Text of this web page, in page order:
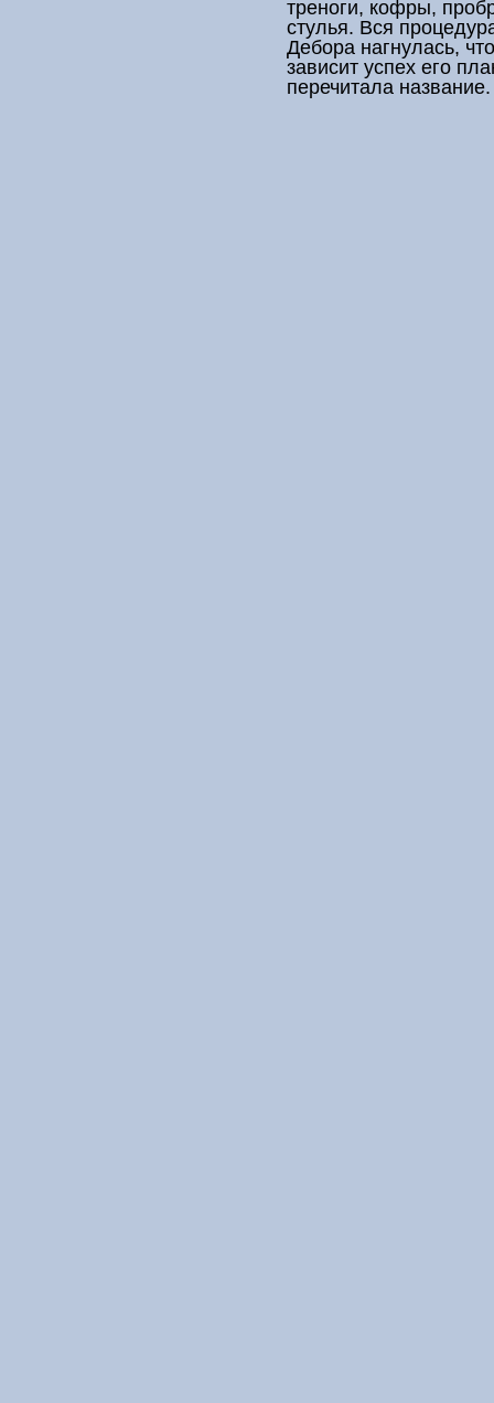
треноги, кофры,
стулья. Вся
Дебора нагнулась,
зависит успех его
перечитала название.